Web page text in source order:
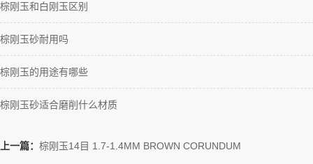
棕刚玉和白刚玉区别
棕刚玉砂耐用吗
棕刚玉的用途有哪些
棕刚玉砂适合磨削什么材质
上一篇： 棕刚玉14目 1.7-1.4MM BROWN CORUNDUM